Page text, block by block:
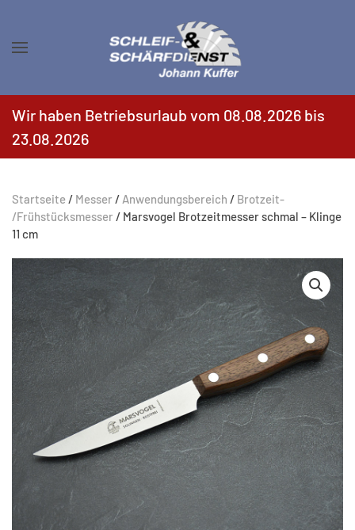
Zum Hauptinhalt springen
Wir haben Betriebsurlaub vom 08.08.2026 bis
23.08.2026
Startseite/ Messer / Anwendungsbereich / Brotzeit-
/Frühstücksmesser / Marsvogel Brotzeitmesser schmal – Klinge
11 cm